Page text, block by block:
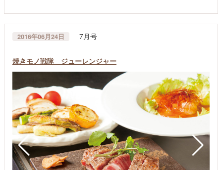
2016年06月24日 7月号
焼きモノ戦隊 ジューレンジャー